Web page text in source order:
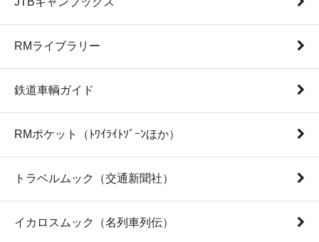
RMライブラリー
鉄道車輌ガイド
RMポケット（ﾄﾜｲﾗｲﾄｿﾞｰﾝほか）
トラベルムック（交通新聞社）
イカロスムック（名列車列伝）